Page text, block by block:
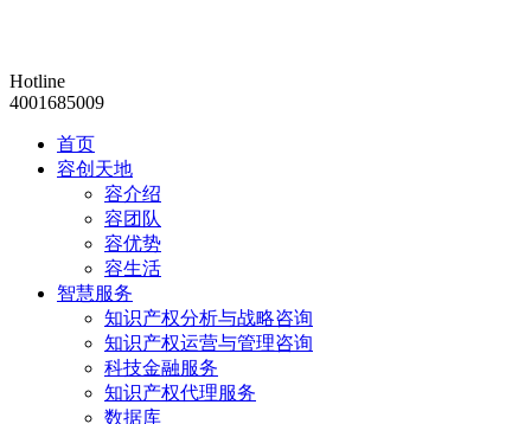
Hotline
4001685009
首页
容创天地
容介绍
容团队
容优势
容生活
智慧服务
知识产权分析与战略咨询
知识产权运营与管理咨询
科技金融服务
知识产权代理服务
数据库